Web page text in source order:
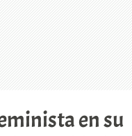
en su